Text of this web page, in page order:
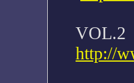
VOL.2
http://